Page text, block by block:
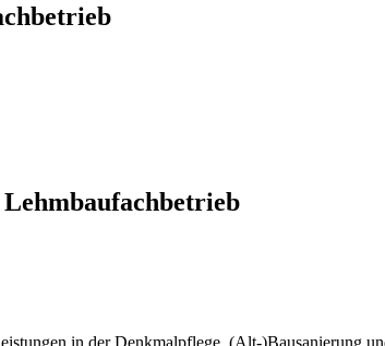
Lehmbaufachbetrieb